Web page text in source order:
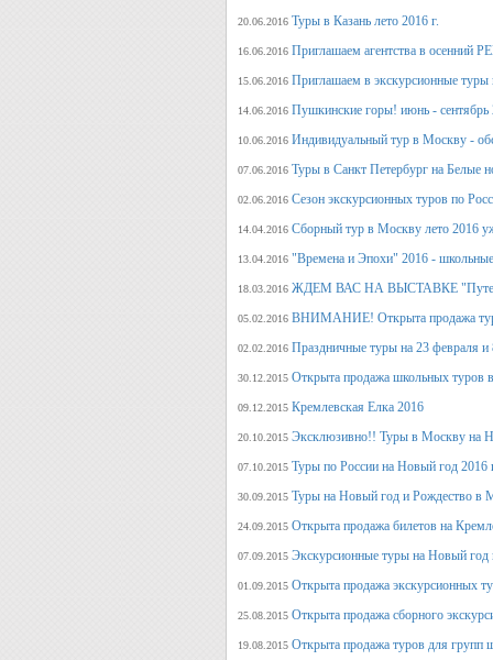
20.06.2016 Туры в Казань лето 2016 г.
16.06.2016 Приглашаем агентства в
15.06.2016 Приглашаем в экскурсионные туры
14.06.2016 Пушкинские горы! июнь - сентябрь
10.06.2016 Индивидуальный тур в Москву -
07.06.2016 Туры в Санкт Петербург на Белые
02.06.2016 Сезон экскурсионных туров по
14.04.2016 Сборный тур в Москву лето 2016
13.04.2016 "Времена и Эпохи" 2016 - школьные
18.03.2016 ЖДЕМ ВАС НА ВЫСТАВКЕ
05.02.2016 ВНИМАНИЕ! Открыта продажа
02.02.2016 Праздничные туры на 23 февраля и
30.12.2015 Открыта продажа школьных туров
09.12.2015 Кремлевская Елка 2016
20.10.2015 Эксклюзивно!! Туры в Москву на
07.10.2015 Туры по России на Новый год 2016
30.09.2015 Туры на Новый год и Рождество в
24.09.2015 Открыта продажа билетов на
07.09.2015 Экскурсионные туры на Новый год
01.09.2015 Открыта продажа экскурсионных
25.08.2015 Открыта продажа сборного
19.08.2015 Открыта продажа туров для групп